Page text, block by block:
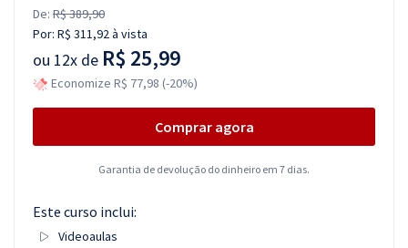
De: R$ 389,90
Por: R$ 311,92à vista
ou 12x de R$ 25,99
Economize R$ 77,98 (-20%)
Comprar agora
Garantia de devolução do dinheiro em 7 dias.
Este curso inclui:
Videoaulas